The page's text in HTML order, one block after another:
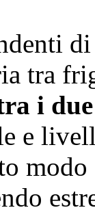
tra
i
e